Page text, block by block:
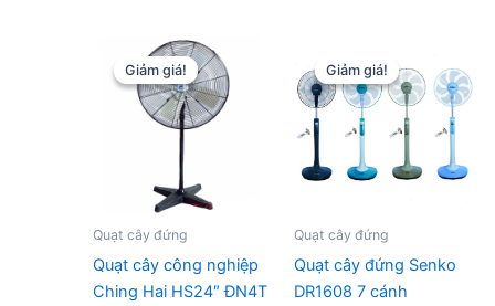
Giảm giá!
Giảm giá!
Quạt cây đứng
Quạt cây công nghiệp
Ching Hai HS24″ ĐN4T
Giảm giá!
Giảm giá!
Quạt cây đứng
Quạt cây đứng Senko
DR1608 7 cánh